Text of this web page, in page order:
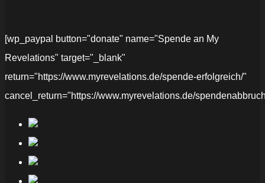
[wp_paypal button="donate" name="Spende an My
Revelations" target="_blank"
return="https://www.myrevelations.de/spende-erfolgreich/"
cancel_return="https://www.myrevelations.de/